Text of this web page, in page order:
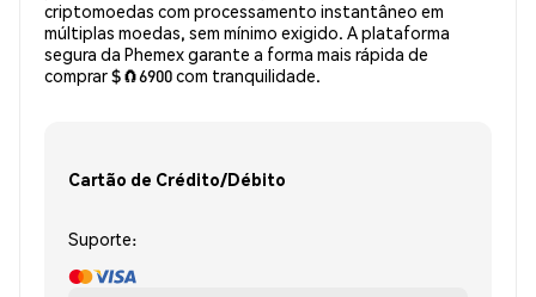
criptomoedas com processamento instantâneo em
múltiplas moedas, sem mínimo exigido. A plataforma
segura da Phemex garante a forma mais rápida de
comprar $🧲6900 com tranquilidade.
Cartão de Crédito/Débito
Suporte: